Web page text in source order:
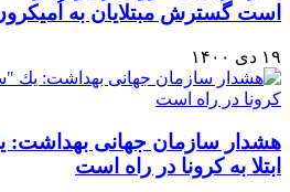
است گسترش مبتلایان به
۱۹ دی ۱۴۰۰
هشدار سازمان جهانی
ابتلا به کرونا در راه است